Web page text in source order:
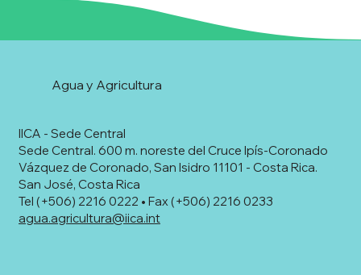
IICA - Sede Central
Sede Central. 600 m. noreste del Cruce Ipís-Coronado
Vázquez de Coronado, San Isidro 11101 - Costa Rica.
San José, Costa Rica
Tel (+506) 2216 0222 • Fax (+506) 2216 0233
agua.agricultura@iica.int
Agua y Agricultura